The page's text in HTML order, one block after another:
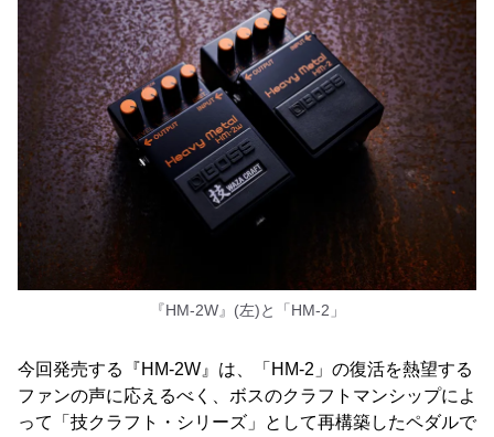
『HM-2W』(左)と「HM-2」
今回発売する『HM-2W』は、「HM-2」の復活を熱望する
ファンの声に応えるべく、ボスのクラフトマンシップによ
って「技クラフト・シリーズ」として再構築したペダルで